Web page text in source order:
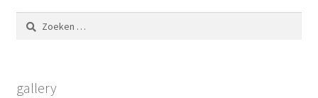
Zoeken
naar:
gallery